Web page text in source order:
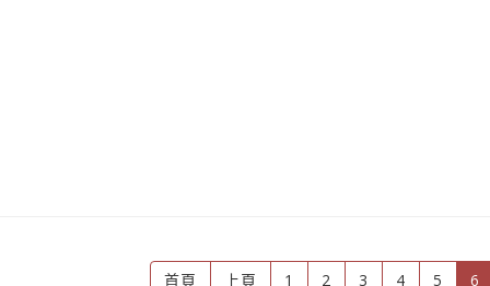
首頁 上頁 1 2 3 4 5 6